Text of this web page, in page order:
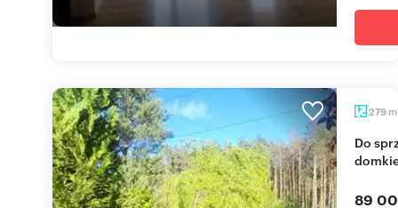
279 m
Do sprzedania działka rekreacyjna z murowanym
89